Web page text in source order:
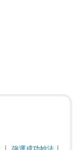
強運成功妙法